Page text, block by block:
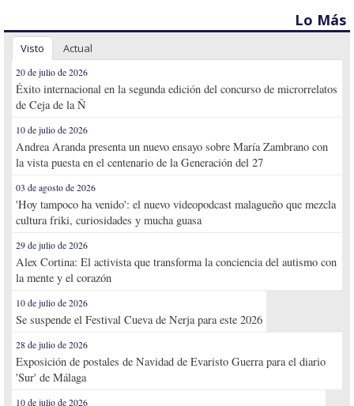
Lo Más
Visto Actual
20 de julio de 2026
Éxito internacional en la segunda edición del concurso de microrrelatos
de Ceja de la Ñ
10 de julio de 2026
Andrea Aranda presenta un nuevo ensayo sobre María Zambrano con
la vista puesta en el centenario de la Generación del 27
03 de agosto de 2026
'Hoy tampoco ha venido': el nuevo videopodcast malagueño que mezcla
cultura friki, curiosidades y mucha guasa
29 de julio de 2026
Alex Cortina: El activista que transforma la conciencia del autismo con
la mente y el corazón
10 de julio de 2026
Se suspende el Festival Cueva de Nerja para este 2026
28 de julio de 2026
Exposición de postales de Navidad de Evaristo Guerra para el diario
'Sur' de Málaga
10 de julio de 2026